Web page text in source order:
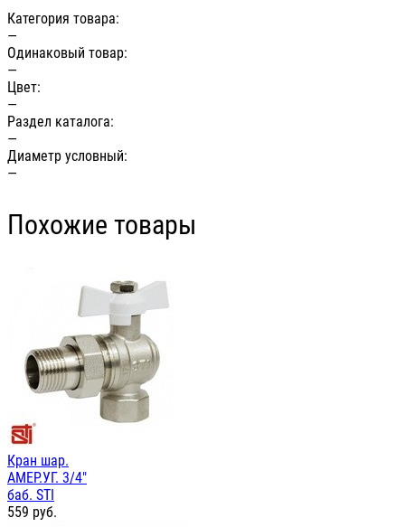
Категория товара:
—
Одинаковый товар:
—
Цвет:
—
Раздел каталога:
—
Диаметр условный:
—
Похожие товары
Кран шар.
АМЕР.УГ. 3/4"
баб. STI
559 руб.